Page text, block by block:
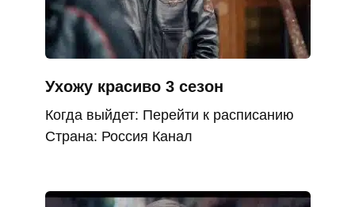
Ухожу красиво 3 сезон
Когда выйдет: Перейти к расписанию
Страна: Россия Канал